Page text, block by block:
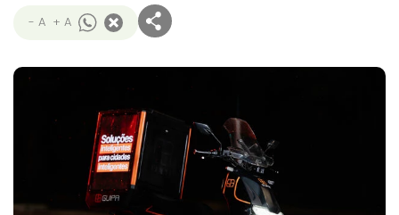
- A + A